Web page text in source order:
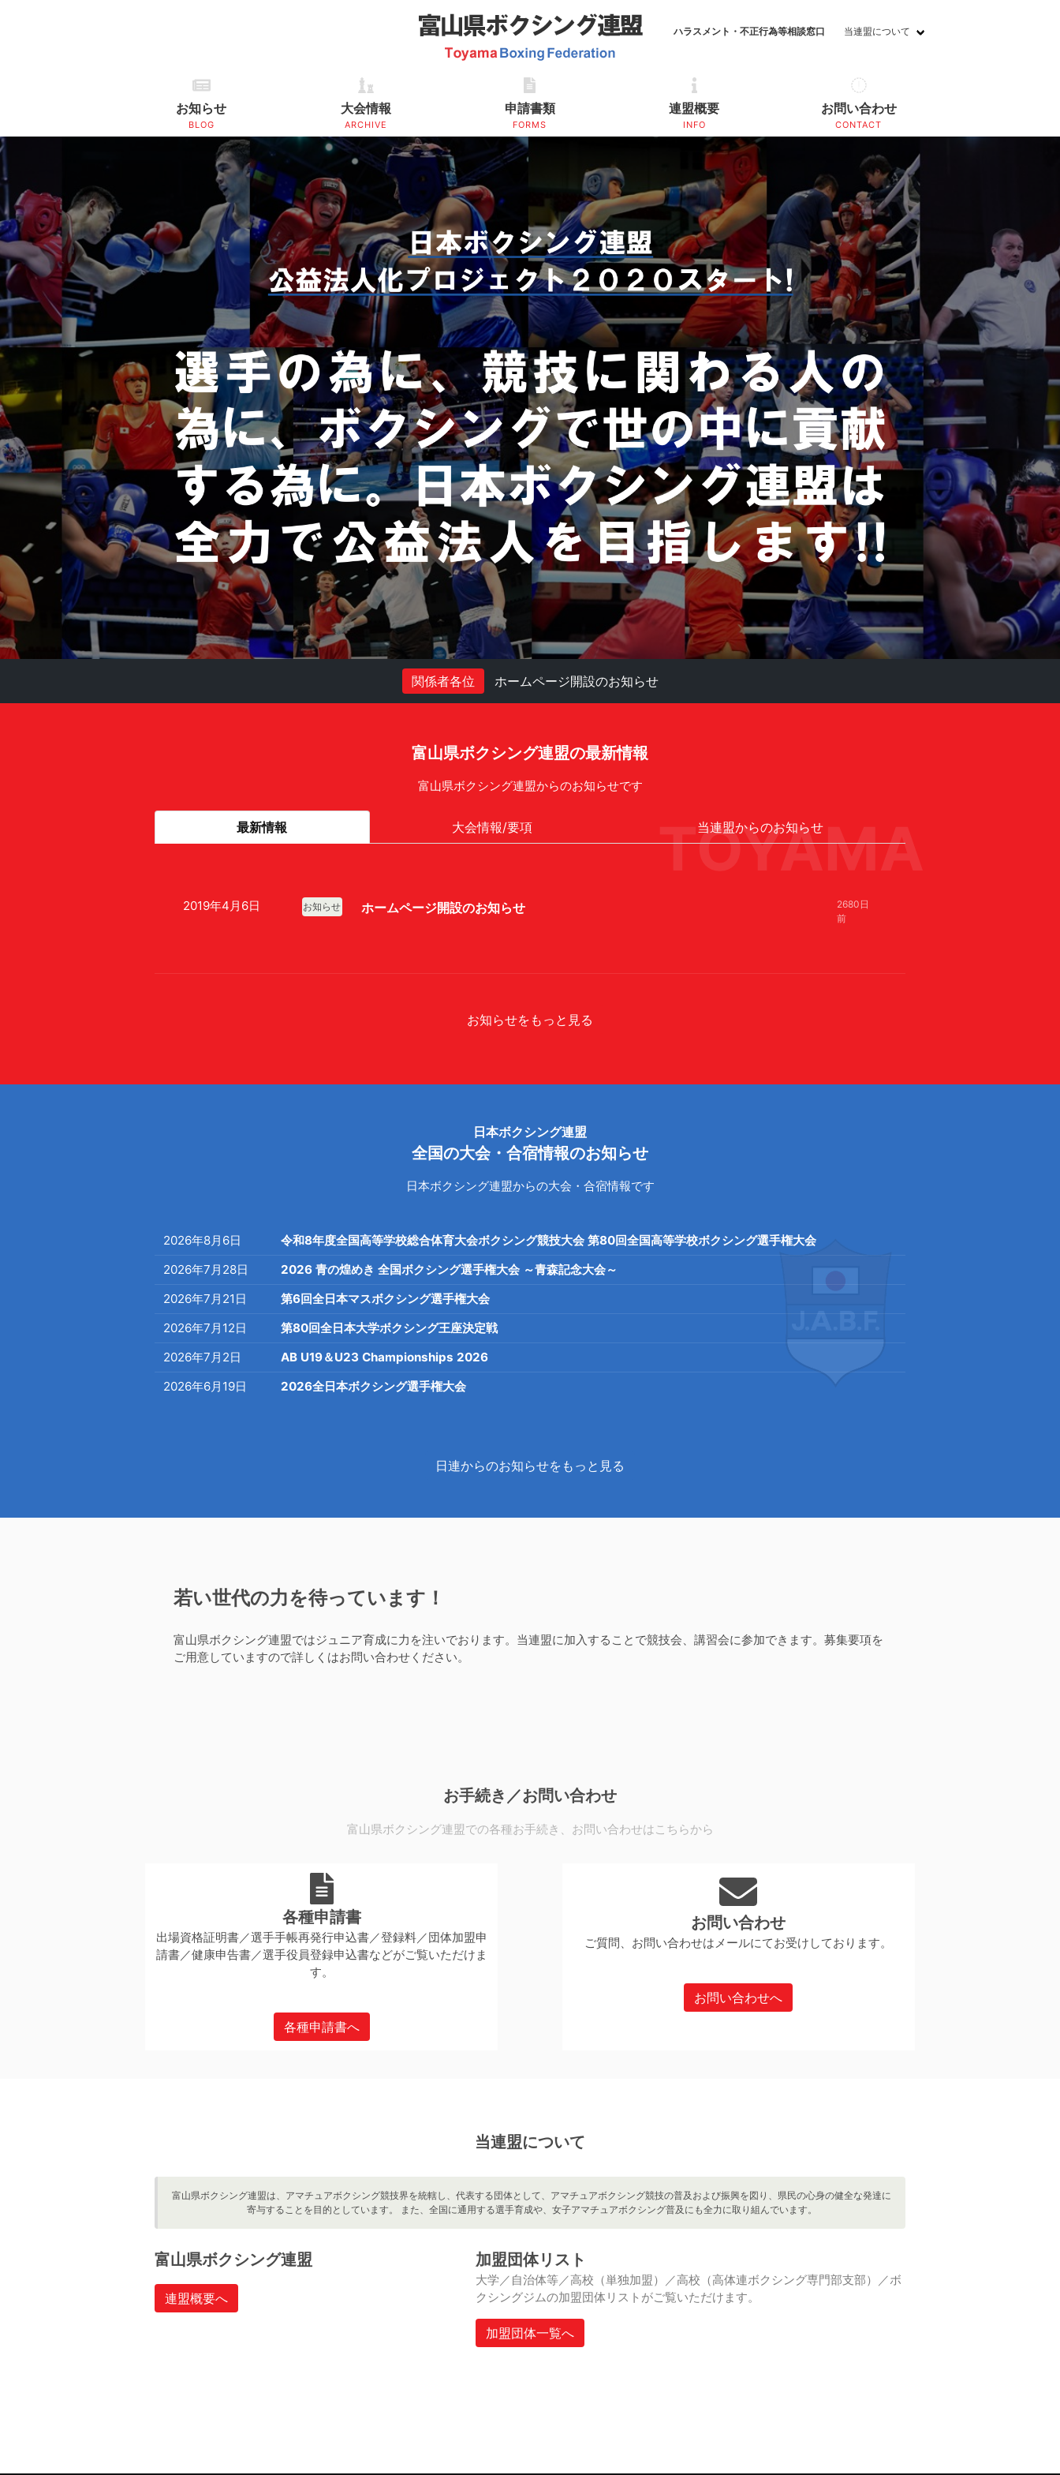
ハラスメント・不正行為等相談窓口 当連盟について
お知らせ
BLOG
大会情報
ARCHIVE
申請書類
FORMS
連盟概要
INFO
お問い合わせ
CONTACT
関係者各位 ホームページ開設のお知らせ
TOYAMA
富山県ボクシング連盟の最新情報
富山県ボクシング連盟からのお知らせです
最新情報 大会情報/要項 当連盟からのお知らせ
2019年4月6日 お知らせ ホームページ開設のお知らせ
2680日
前
お知らせをもっと見る
日本ボクシング連盟
全国の大会・合宿情報のお知らせ
日本ボクシング連盟からの大会・合宿情報です
2026年8月6日
令和8年度全国高等学校総合体育大会ボクシング競技大会 第80回全国高等学校ボクシング選手権大会
2026年7月28日
2026 青の煌めき 全国ボクシング選手権大会 ～青森記念大会～
2026年7月21日
第6回全日本マスボクシング選手権大会
2026年7月12日
第80回全日本大学ボクシング王座決定戦
2026年7月2日
AB U19＆U23 Championships 2026
2026年6月19日
2026全日本ボクシング選手権大会
日連からのお知らせをもっと見る
若い世代の力を待っています！
富山県ボクシング連盟ではジュニア育成に力を注いでおります。当連盟に加入することで競技会、講習会に参加できます。募集要項を
ご用意していますので詳しくはお問い合わせください。
お手続き／お問い合わせ
富山県ボクシング連盟での各種お手続き、お問い合わせはこちらから
各種申請書
出場資格証明書／選手手帳再発行申込書／登録料／団体加盟申
請書／健康申告書／選手役員登録申込書などがご覧いただけま
す。
各種申請書へ
お問い合わせ
ご質問、お問い合わせはメールにてお受けしております。
お問い合わせへ
当連盟について
富山県ボクシング連盟は、アマチュアボクシング競技界を統轄し、代表する団体として、アマチュアボクシング競技の普及および振興を図り、県民の心身の健全な発達に
寄与することを目的としています。 また、全国に通用する選手育成や、女子アマチュアボクシング普及にも全力に取り組んでいます。
富山県ボクシング連盟
連盟概要へ
加盟団体リスト
大学／自治体等／高校（単独加盟）／高校（高体連ボクシング専門部支部）／ボ
クシングジムの加盟団体リストがご覧いただけます。
加盟団体一覧へ